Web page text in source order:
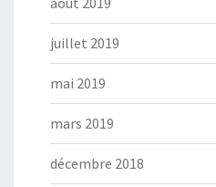
juillet 2019
mai 2019
mars 2019
décembre 2018